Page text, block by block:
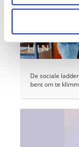
De sociale
bent om te